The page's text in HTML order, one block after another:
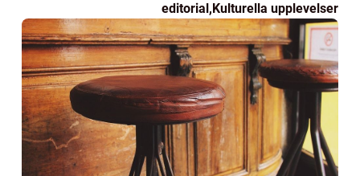
editorial,Kulturella upplevelser